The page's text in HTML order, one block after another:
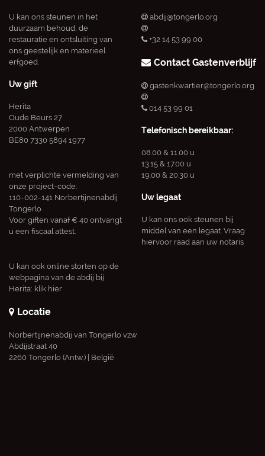
U kan ons steunen in het
duurzaam behoud, de
restauratie en ontsluiting van
ons geestelijk en materieel
erfgoed.
Uw gift
Herita
Oude Beurs 27
2000 Antwerpen
BE80 7330 5894 1977
met verplichte vermelding van
onze project-code:
110-002-141 Norbertijnenabdij
Tongerlo
Voor giften vanaf € 40 ontvangt
u een fiscaal attest.
U kan ook online storten op de
webpagina van de abdij bij
Herita: klik hier
abdij@tongerlo.org
+32 14 53 99 00
Contact Gastenverblijf
gastenkwartier@tongerlo.org
014 53 99 01
Telefonisch bereikbaar:
08.00 & 11.00 u
13.15 & 17.00 u
19.00 & 20.30 u
Uw legaat
U kan ons ook steunen bij
middel van een legaat. Vraag
hiervoor raad aan uw notaris
Locatie
Norbertijnenabdij van Tongerlo vzw
Abdijstraat 40
2260 Tongerlo (Antw.) | België